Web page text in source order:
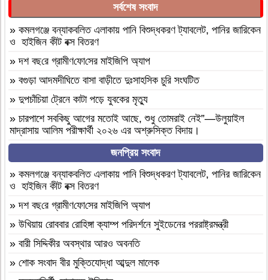
সর্বশেষ সংবাদ
» কমলগঞ্জে বন্যাকবলিত এলাকায় পানি বিশুদ্ধকরণ ট্যাবলেট, পানির জারিকেন
ও হাইজিন কীট বক্স বিতরণ
»দশ বছ‌রে গ্রামীণ‌ফো‌সের মাইজিপি অ্যাপ
» বগুড়া আদমদীঘিতে বাসা বাড়ীতে দুঃসাহসিক চুরি সংঘটিত
» দুপচাঁচিয়া ট্রেনে কাটা পড়ে যুবকের মৃত্যু
» চারপাশে সবকিছু আগের মতোই আছে, শুধু তোমরাই নেই”—উলুয়াইল
মাদ্রাসায় আলিম পরীক্ষার্থী ২০২৬ এর অশ্রুসিক্ত বিদায়।
সিলেট রেঞ্জের শ্রেষ্ঠ অফিসার ইনচার্জ নির্বাচিত হলেন মৌলভীবাজার মডেল
থানার অফিসার ইনচার্জ সাইফুল।
» বাংলাদেশ হরিজন ঐক্য পরিষদের ৭ দফা দাবি বাস্তবায়নের দাবীতে
মানবন্ধন ও স্বারকলিপি প্রদান
» নওগাঁ মান্দায় শিক্ষার্থীদের বিক্ষোভে অবরুদ্ধ প্রধান শিক্ষক, মোটরসাইকেলে
আগুন
» হযরত শাহ আজম (রহ.) দরগাহ্ ফাউন্ডেশনের উদ্যোগে ৫ম ধাপে সফাত
আলী সিনিয়র ফাজিল ডিগ্রি মাদ্রাসায় বৃক্ষরোপণ কর্মসূচি সম্পন্ন
নওগাঁ পত্নীতলা ব্যাটালিয়নের অভিযানে, কষ্টি পাথরের বিষ্ণু মূর্তি উদ্ধার
জনপ্রিয় সংবাদ
» কমলগঞ্জে বন্যাকবলিত এলাকায় পানি বিশুদ্ধকরণ ট্যাবলেট, পানির জারিকেন
ও হাইজিন কীট বক্স বিতরণ
»দশ বছ‌রে গ্রামীণ‌ফো‌সের মাইজিপি অ্যাপ
» উখিয়ায় রোববার রোহিঙ্গা ক্যাম্প পরিদর্শনে সুইডেনের পররাষ্ট্রমন্ত্রী
» বারী সিদ্দিকীর অবস্থার আরও অবনতি
» শোক সংবাদ বীর মুক্তিযোদ্ধা আব্দুল মালেক